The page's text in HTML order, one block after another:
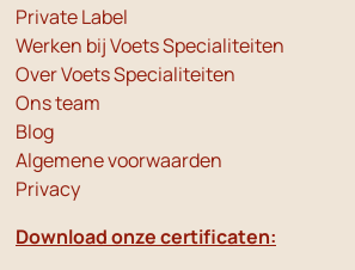
Private Label
Werken bij Voets Specialiteiten
Over Voets Specialiteiten
Ons team
Blog
Algemene voorwaarden
Privacy
Download onze certificaten: